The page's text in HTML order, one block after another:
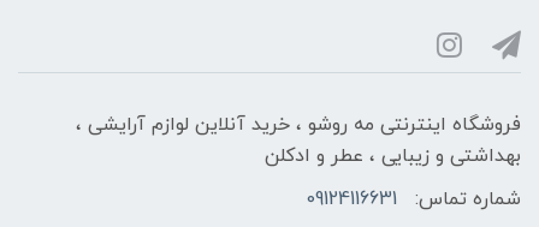
فروشگاه اینترنتی مه‌ رو‌شو ، خرید آنلاین لوازم آرایشی ،
بهداشتی و زیبایی ، عطر و ادکلن
شماره تماس:
09124116631